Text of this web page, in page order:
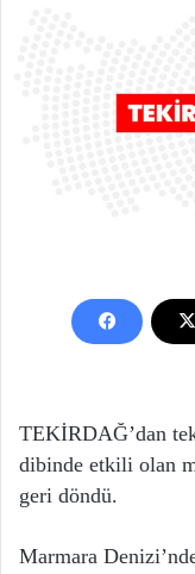
TEKİRDAĞ’dan
dibinde etkili olan
geri döndü.
Marmara